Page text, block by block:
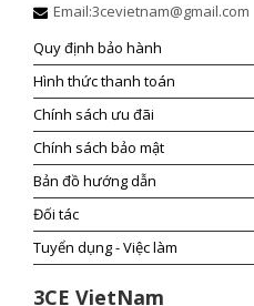
Email:3cevietnam@gmail.com
Quy định bảo hành
Hình thức thanh toán
Chính sách ưu đãi
Chính sách bảo mật
Bản đồ hướng dẫn
Đối tác
Tuyển dụng - Việc làm
3CE VietNam